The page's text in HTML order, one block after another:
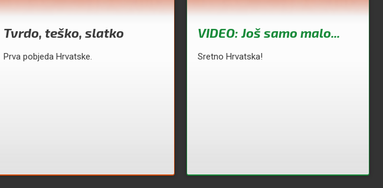
Tvrdo, teško, slatko
Prva pobjeda Hrvatske.
VIDEO: Još samo malo...
Sretno Hrvatska!